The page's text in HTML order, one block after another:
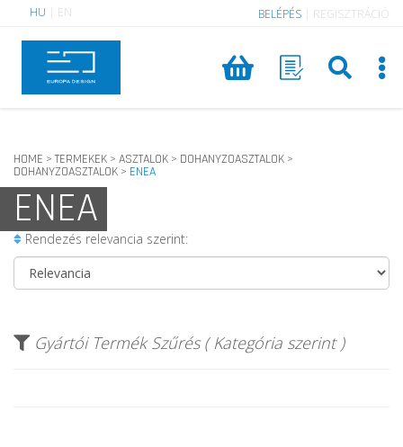
HU EN BELÉPÉS REGISZTRÁCIÓ
HOME > TERMEKEK > ASZTALOK > DOHANYZOASZTALOK >
DOHANYZOASZTALOK > ENEA
ENEA
Rendezés relevancia szerint:
Gyártói Termék Szűrés ( Kategória szerint )